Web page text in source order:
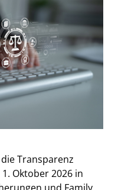
Transparenz
Oktober 2026 in